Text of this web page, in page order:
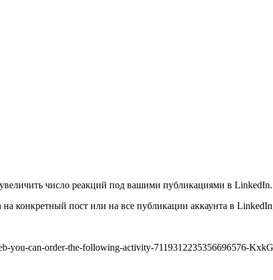
число реакций под вашими публикациями в LinkedIn.
конкретный пост или на все публикации аккаунта в
you-can-order-the-following-activity-7119312235356696576-KxkG